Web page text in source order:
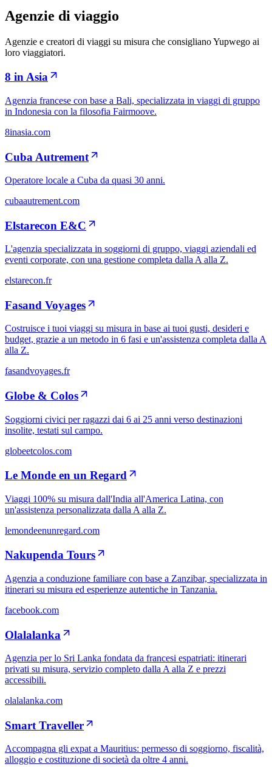
Agenzie di viaggio
Agenzie e creatori di viaggi su misura che consigliano Yupwego ai
loro viaggiatori.
8 in Asia
Agenzia francese con base a Bali, specializzata in viaggi di gruppo
in Indonesia con la filosofia Fairmoove.
8inasia.com
Cuba Autrement
Operatore locale a Cuba da quasi 30 anni.
cubaautrement.com
Elstarecon E&C
L'agenzia specializzata in soggiorni di gruppo, viaggi aziendali ed
eventi corporate, con una gestione completa dalla A alla Z.
elstarecon.fr
Fasand Voyages
Costruisce i tuoi viaggi su misura in base ai tuoi gusti, desideri e
budget, grazie a un metodo in 6 fasi e un'assistenza completa dalla A
alla Z.
fasandvoyages.fr
Globe & Colos
Soggiorni civici per ragazzi dai 6 ai 25 anni verso destinazioni
insolite, testati sul campo.
globeetcolos.com
Le Monde en un Regard
Viaggi 100% su misura dall'India all'America Latina, con
un'assistenza personalizzata dalla A alla Z.
lemondeenunregard.com
Nakupenda Tours
Agenzia a conduzione familiare con base a Zanzibar, specializzata in
itinerari su misura ed esperienze autentiche in Tanzania.
facebook.com
Olalalanka
Agenzia per lo Sri Lanka fondata da francesi espatriati: itinerari
privati su misura, servizio completo dalla A alla Z e prezzi
accessibili.
olalalanka.com
Smart Traveller
Accompagna gli expat a Mauritius: permesso di soggiorno, fiscalità,
alloggio e costituzione di società da oltre 4 anni.